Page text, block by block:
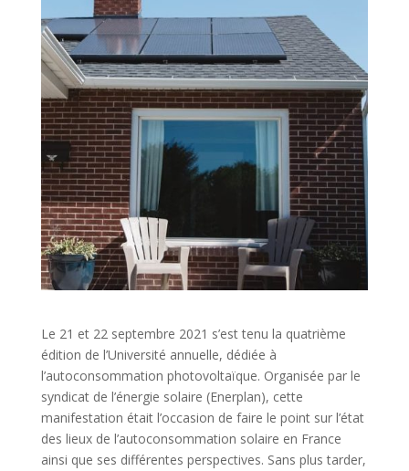
Le 21 et 22 septembre 2021 s’est tenu la quatrième
édition de l’Université annuelle, dédiée à
l’autoconsommation photovoltaïque. Organisée par le
syndicat de l’énergie solaire (Enerplan), cette
manifestation était l’occasion de faire le point sur l’état
des lieux de l’autoconsommation solaire en France
ainsi que ses différentes perspectives. Sans plus tarder,